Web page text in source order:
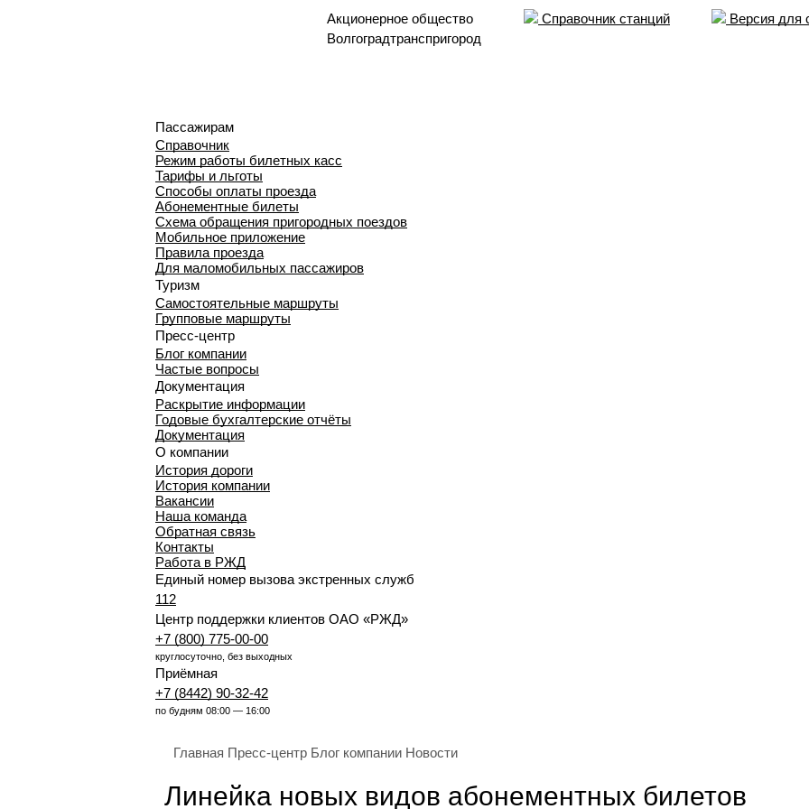
Акционерное общество
Волгоградтранспригород
Справочник станций Версия для
Пассажирам
Справочник
Режим работы билетных касс
Тарифы и льготы
Способы оплаты проезда
Абонементные билеты
Схема обращения пригородных поездов
Мобильное приложение
Правила проезда
Для маломобильных пассажиров
Туризм
Самостоятельные маршруты
Групповые маршруты
Пресс-центр
Блог компании
Частые вопросы
Документация
Раскрытие информации
Годовые бухгалтерские отчёты
Документация
О компании
История дороги
История компании
Вакансии
Наша команда
Обратная связь
Контакты
Работа в РЖД
Единый номер вызова экстренных служб
112
Центр поддержки клиентов ОАО «РЖД»
+7 (800) 775-00-00
круглосуточно, без выходных
Приёмная
+7 (8442) 90-32-42
по будням 08:00 — 16:00
Главная Пресс-центр Блог компании Новости
Линейка новых видов абонементных билетов